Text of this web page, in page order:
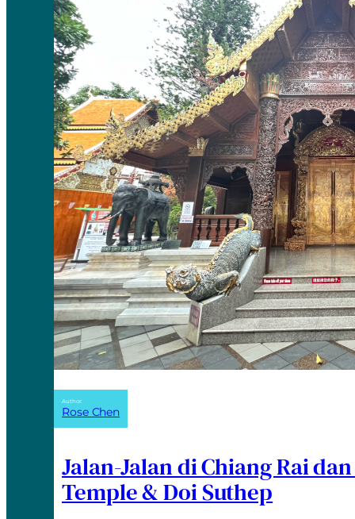
Author:
Rose Chen
Jalan-Jalan di Chiang Rai
Temple & Doi Suthep